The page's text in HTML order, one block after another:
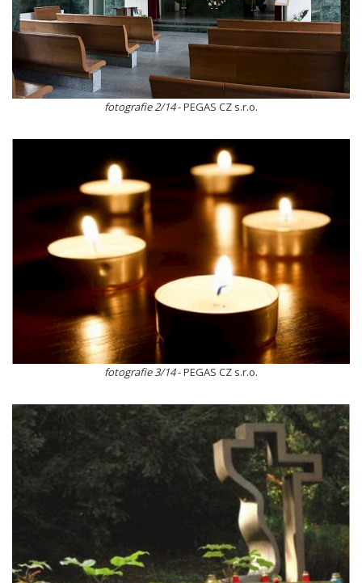
fotografie 2/14- PEGAS CZ s.r.o.
fotografie 3/14- PEGAS CZ s.r.o.